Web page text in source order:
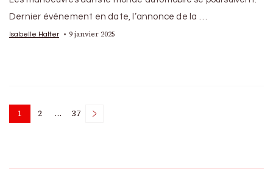
Dernier événement en date, l’annonce de la …
Isabelle Halter 9 janvier 2025
Posts
Page
1 Page
2 … Page
37